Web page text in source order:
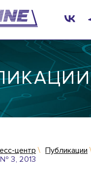
центр Публикации
3, 2013